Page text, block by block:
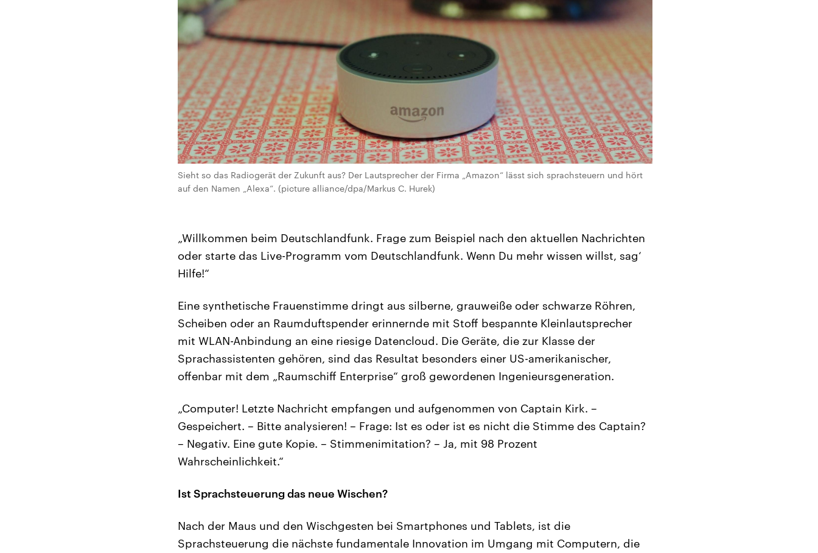
Sieht so das Radiogerät der Zukunft aus? Der Lautsprecher der Firma „Amazon“ lässt sich sprachsteuern und hört
auf den Namen „Alexa“. (picture alliance/dpa/Markus C. Hurek)
„Willkommen beim Deutschlandfunk. Frage zum Beispiel nach den aktuellen Nachrichten
oder starte das Live-Programm vom Deutschlandfunk. Wenn Du mehr wissen willst, sag‘
Hilfe!“
Eine synthetische Frauenstimme dringt aus silberne, grauweiße oder schwarze Röhren,
Scheiben oder an Raumduftspender erinnernde mit Stoff bespannte Kleinlautsprecher
mit WLAN-Anbindung an eine riesige Datencloud. Die Geräte, die zur Klasse der
Sprachassistenten gehören, sind das Resultat besonders einer US-amerikanischer,
offenbar mit dem „Raumschiff Enterprise“ groß gewordenen Ingenieursgeneration.
„Computer! Letzte Nachricht empfangen und aufgenommen von Captain Kirk. –
Gespeichert. – Bitte analysieren! – Frage: Ist es oder ist es nicht die Stimme des Captain?
– Negativ. Eine gute Kopie. – Stimmenimitation? – Ja, mit 98 Prozent
Wahrscheinlichkeit.“
Ist Sprachsteuerung das neue Wischen?
Nach der Maus und den Wischgesten bei Smartphones und Tablets, ist die
Sprachsteuerung die nächste fundamentale Innovation im Umgang mit Computern, die